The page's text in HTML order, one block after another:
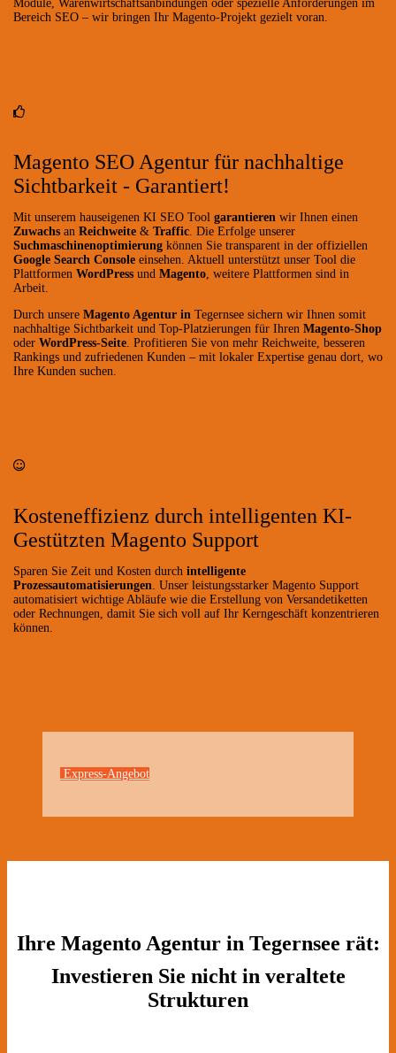
Module, Warenwirtschaftsanbindungen oder spezielle Anforderungen im
Bereich SEO – wir bringen Ihr Magento-Projekt gezielt voran.
Magento SEO Agentur für nachhaltige
Sichtbarkeit - Garantiert!
Mit unserem hauseigenen KI SEO Tool garantieren wir Ihnen einen
Zuwachs an Reichweite & Traffic . Die Erfolge unserer
Suchmaschinenoptimierung können Sie transparent in der offiziellen
Google Search Console einsehen. Aktuell unterstützt unser Tool die
Plattformen WordPress und Magento , weitere Plattformen sind in
Arbeit.
Durch unsere Magento Agentur in Tegernsee sichern wir Ihnen somit
nachhaltige Sichtbarkeit und Top-Platzierungen für Ihren Magento-Shop
oder WordPress-Seite . Profitieren Sie von mehr Reichweite, besseren
Rankings und zufriedenen Kunden – mit lokaler Expertise genau dort, wo
Ihre Kunden suchen.
Kosteneffizienz durch intelligenten KI-
Gestützten Magento Support
Sparen Sie Zeit und Kosten durch intelligente
Prozessautomatisierungen . Unser leistungsstarker Magento Support
automatisiert wichtige Abläufe wie die Erstellung von Versandetiketten
oder Rechnungen, damit Sie sich voll auf Ihr Kerngeschäft konzentrieren
können.
Express-Angebot
Ihre Magento Agentur in Tegernsee rät:
Investieren Sie nicht in veraltete
Strukturen